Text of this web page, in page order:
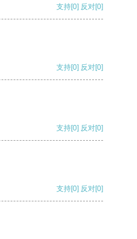
支持[0] 反对[0]
支持[0] 反对[0]
支持[0] 反对[0]
支持[0] 反对[0]